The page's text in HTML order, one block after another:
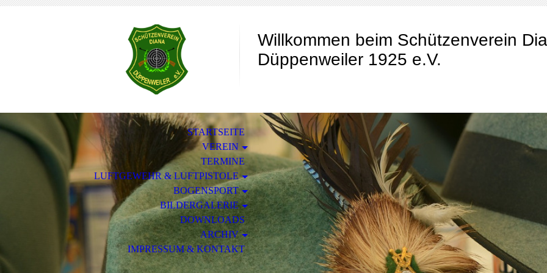
Willkommen beim Schützenverein
Düppenweiler 1925 e.V.
STARTSEITE
VEREIN
TERMINE
LUFTGEWEHR & LUFTPISTOLE
BOGENSPORT
BILDERGALERIE
DOWNLOADS
ARCHIV
IMPRESSUM & KONTAKT